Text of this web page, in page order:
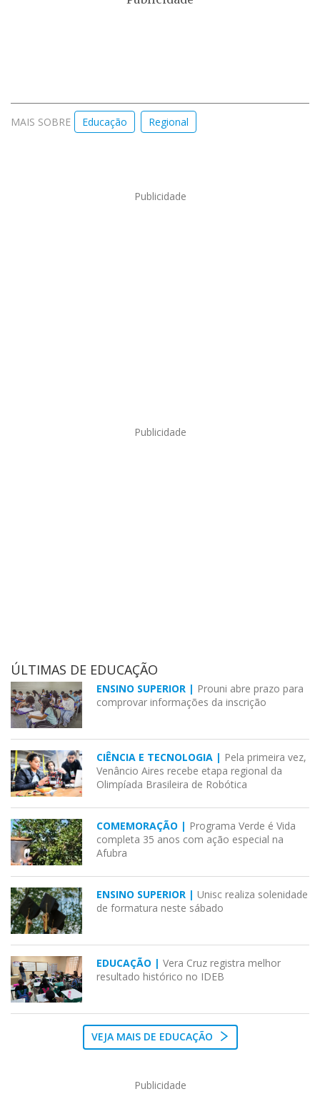
MAIS SOBRE Educação Regional
Publicidade
Publicidade
ÚLTIMAS DE EDUCAÇÃO
ENSINO SUPERIOR | Prouni abre prazo para
comprovar informações da inscrição
CIÊNCIA E TECNOLOGIA | Pela primeira vez,
Venâncio Aires recebe etapa regional da
Olimpíada Brasileira de Robótica
COMEMORAÇÃO | Programa Verde é Vida
completa 35 anos com ação especial na
Afubra
ENSINO SUPERIOR | Unisc realiza solenidade
de formatura neste sábado
EDUCAÇÃO | Vera Cruz registra melhor
resultado histórico no IDEB
VEJA MAIS DE EDUCAÇÃO
Publicidade